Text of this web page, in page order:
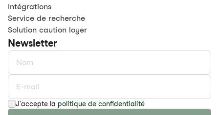
Intégrations
Service de recherche
Solution caution loyer
Newsletter
J'accepte la politique de confidentialité